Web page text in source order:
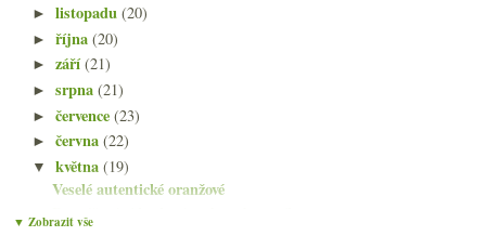
►listopadu(20)
►října(20)
►září(21)
►srpna(21)
►července(23)
►června(22)
▼května(19)
Veselé autentické oranžové
Pranýřování korkové vady a dotazník
▼ Zobrazit vše